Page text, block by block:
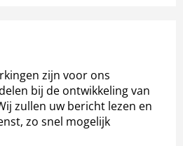
zijn voor ons
bij de ontwikkeling van
zullen uw bericht lezen en
zo snel mogelijk